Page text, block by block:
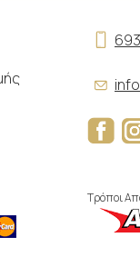
Τρόποι